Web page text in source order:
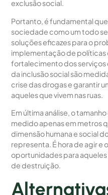
exclusão social.
Portanto, é fundamental
sociedade como um todo
soluções eficazes para o
implementação de políticas
fortalecimento dos serviços
da inclusão social são
crise das drogas e garantir
aqueles que vivem nas ruas.
Em última análise, o
medido apenas em metros
dimensão humana e social
representa. É hora de agir e
oportunidades para
de destruição.